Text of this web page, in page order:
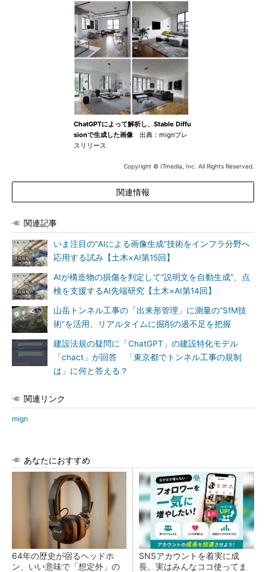
ChatGPTによって解析し、Stable Diffu
sionで生成した画像 出典：mignプレ
スリリース
Copyright © ITmedia, Inc. All Rights Reserved.
関連情報
関連記事
いま注目の“AIによる画像生成”技術をインフラ分野へ
応用する試み【土木×AI第15回】
AIが構造物の損傷を判定して“説明文を自動生成”、点
検を支援するAI先端研究【土木×AI第14回】
山岳トンネル工事の「出来形管理」に測量の“SfM技
術”を活用、リアルタイムに掘削の過不足を把握
建設法規の疑問に「ChatGPT」の建設特化モデル
「chact」が回答 「東京都でトンネル工事の規制
は」に何と答える？
関連リンク
mign
あなたにおすすめ
64年の歴史が宿るヘッドホ
ン、いい意味で「想定外」の
SNSアカウントを着実に成
長。実はみんなココ使ってま